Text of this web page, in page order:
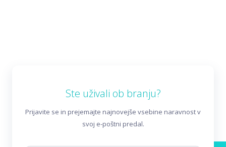
Ste uživali ob branju?
Prijavite se in prejemajte najnovejše vsebine naravnost v
svoj e-poštni predal.